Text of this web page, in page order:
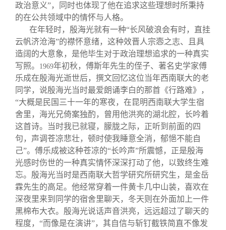
政治意义”，同时也体现了他在追求这些理想时所秉持
的在公共领域中的情怀与人格。
在年轻时，殷海光就有一种“长风破浪会有时，直挂
云帆济沧海”的襟怀意绪，这种效晋人宗悫之志、且具
造阔的大意象，是他毕生对于政治理想追求的一种真实
写照。
1969年初秋，傅斯年先生的侄子、著名史学家傅
乐成在殷海光逝世后，撰文回忆这位当年西南联大的老
同学，说殷海光当时最爱朗诵李白的那首《行路难》，
“大概是民国三十一年的寒夜，在昆明西南联大学生宿
舍里，海光兄倚案独酌，曾用他洪亮的湖北腔，长吟着
这首诗。当时我已就寝，朦胧之际，正听到前面的四
句，声调苍凉悲壮，顿时使我睡意全消，郁悒不能自
己”。傅乐成被这种苍凉的“长吟声”所震憾，正是殷海
光感时伤世的一种真实情怀深深打动了他，以致终生难
忘。殷海光当时是西南联大哲学研究所研究生，是金岳
霖先生的高足。他经常穿着一件黄卡几中山装，喜欢在
深夜里来到同学的宿舍里聊天，冬天则在外面加上一件
黑棉布大衣。殷海光说话声音洪亮，远远超过了聊天的
程度，“而像是在演讲”，其自信与斩钉截铁简直不像发